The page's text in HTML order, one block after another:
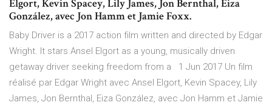
Elgort, Kevin Spacey, Lily James, Jon Bernthal, Eiza
González, avec Jon Hamm et Jamie Foxx.
Baby Driver is a 2017 action film written and directed by Edgar
Wright. It stars Ansel Elgort as a young, musically driven
getaway driver seeking freedom from a 1 Jun 2017 Un film
réalisé par Edgar Wright avec Ansel Elgort, Kevin Spacey, Lily
James, Jon Bernthal, Eiza González, avec Jon Hamm et Jamie